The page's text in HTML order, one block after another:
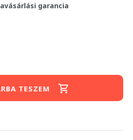
garancia
TESZEM